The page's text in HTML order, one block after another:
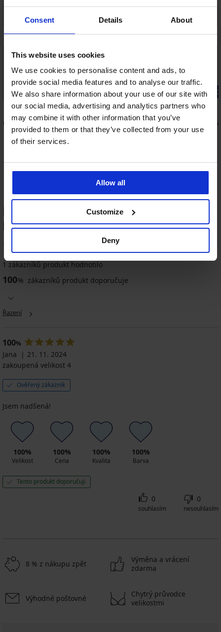
Consent Details About
This website uses cookies
We use cookies to personalise content and ads, to
provide social media features and to analyse our traffic.
We also share information about your use of our site with
our social media, advertising and analytics partners who
may combine it with other information that you’ve
provided to them or that they’ve collected from your use
of their services.
Allow all
Customize
Deny
4,4
-20% GET20
4,8
Zmenšující podprsenka Elvira
nevyztužená
879 Kč
-20% GET20
vyztužená
HODNOCENÍ PRODUKTU Punčochové
legíny Daggi 90 DEN
100%
1 zákazníků produkt hodnotilo
100% zákazníků produkt doporučuje
Řazení
100%
Jana
21. 11. 2024
zakoupená velikost 4
Ověřený zákazník
Jsem nadšená!
100%
Velikost
100%
Cena
100%
Kvalita
100%
Barva
Tento produkt doporučuji
0
souhlasím
0
nesouhlasím
8 % z nákupu zpět
Výměna a vrácení
zdarma
Výhodné poštovné
Chytrý průvodce
velikostmi